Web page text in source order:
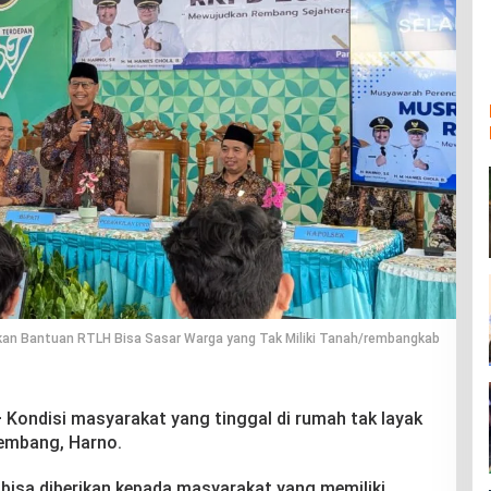
Bantuan RTLH Bisa Sasar Warga yang Tak Miliki Tanah/rembangkab
Kondisi masyarakat yang tinggal di rumah tak layak
Harno.